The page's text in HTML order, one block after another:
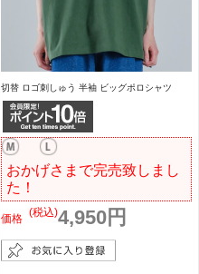
切替 ロゴ刺しゅう 半袖 ビッグポロシャツ
おかげさまで完売致しまし
た！
価格 4,950円
(税込)